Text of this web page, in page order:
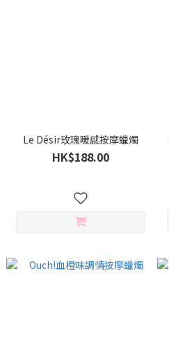
Le Désir玫瑰暖感按摩蠟燭
HK$188.00